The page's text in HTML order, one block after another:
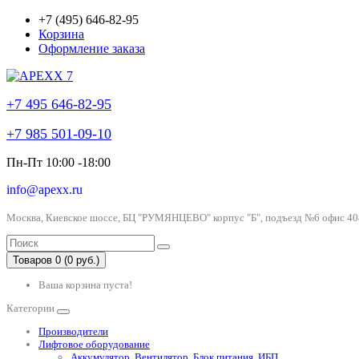
+7 (495) 646-82-95
Корзина
Оформление заказа
+7 495 646-82-95
+7 985 501-09-10
Пн-Пт 10:00 -18:00
info@apexx.ru
Москва, Киевское шоссе, БЦ "РУМЯНЦЕВО" корпус "Б", подъезд №6 офис
Товаров 0 (0 руб.)
Ваша корзина пуста!
Категории
Производители
Лифтовое оборудование